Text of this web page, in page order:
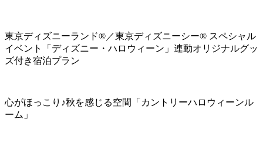
東京ディズニーランド®／東京ディズニーシー® スペシャル
イベント「ディズニー・ハロウィーン」連動オリジナルグッ
ズ付き宿泊プラン
心がほっこり♪秋を感じる空間「カントリーハロウィーンル
ーム」